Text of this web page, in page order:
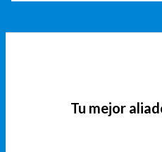
Tu mejor